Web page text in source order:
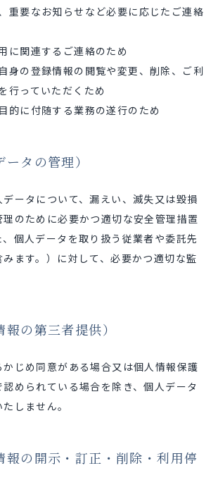
重要なお知らせなど必要に応じたご連絡
に関連するご連絡のため
身の登録情報の閲覧や変更、削除、ご利
行っていただくため
的に付随する業務の遂行のため
タの管理）
ータについて、漏えい、滅失又は毀損
のために必要かつ適切な安全管理措置
個人データを取り扱う従業者や委託先
みます。）に対して、必要かつ適切な監
の第三者提供）
じめ同意がある場合又は個人情報保護
められている場合を除き、個人データ
しません。
報の開示・訂正・削除・利用停